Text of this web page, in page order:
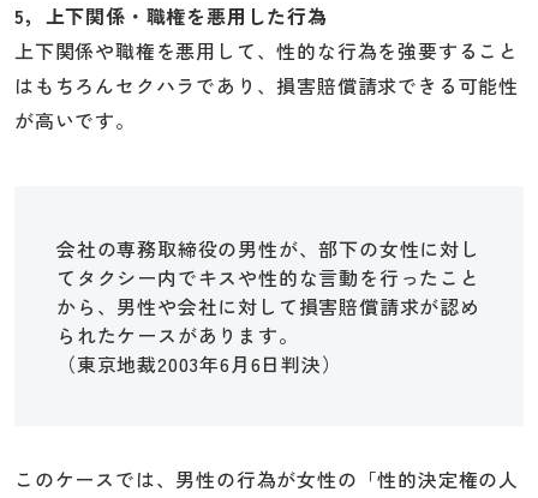
5，上下関係・職権を悪用した行為
上下関係や職権を悪用して、性的な行為を強要すること
はもちろんセクハラであり、損害賠償請求できる可能性
が高いです。
会社の専務取締役の男性が、部下の女性に対し
てタクシー内でキスや性的な言動を行ったこと
から、男性や会社に対して損害賠償請求が認め
られたケースがあります。
（東京地裁2003年6月6日判決）
このケースでは、男性の行為が女性の「性的決定権の人